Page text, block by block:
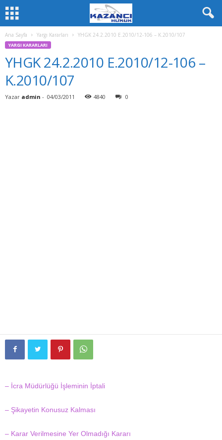
Ana Sayfa Yargı Kararları YHGK 24.2.2010 E.2010/12-106 – K.2010/107
YARGI KARARLARI
YHGK 24.2.2010 E.2010/12-106 –
K.2010/107
Yazar admin - 04/03/2011 4840 0
– İcra Müdürlüğü İşleminin İptali
– Şikayetin Konusuz Kalması
– Karar Verilmesine Yer Olmadığı Kararı